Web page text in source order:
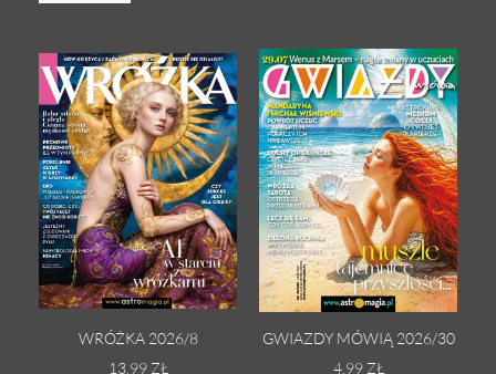
WRÓŻKA 2026/8
13.99 ZŁ
GWIAZDY MÓWIĄ 2026/30
4.99 ZŁ